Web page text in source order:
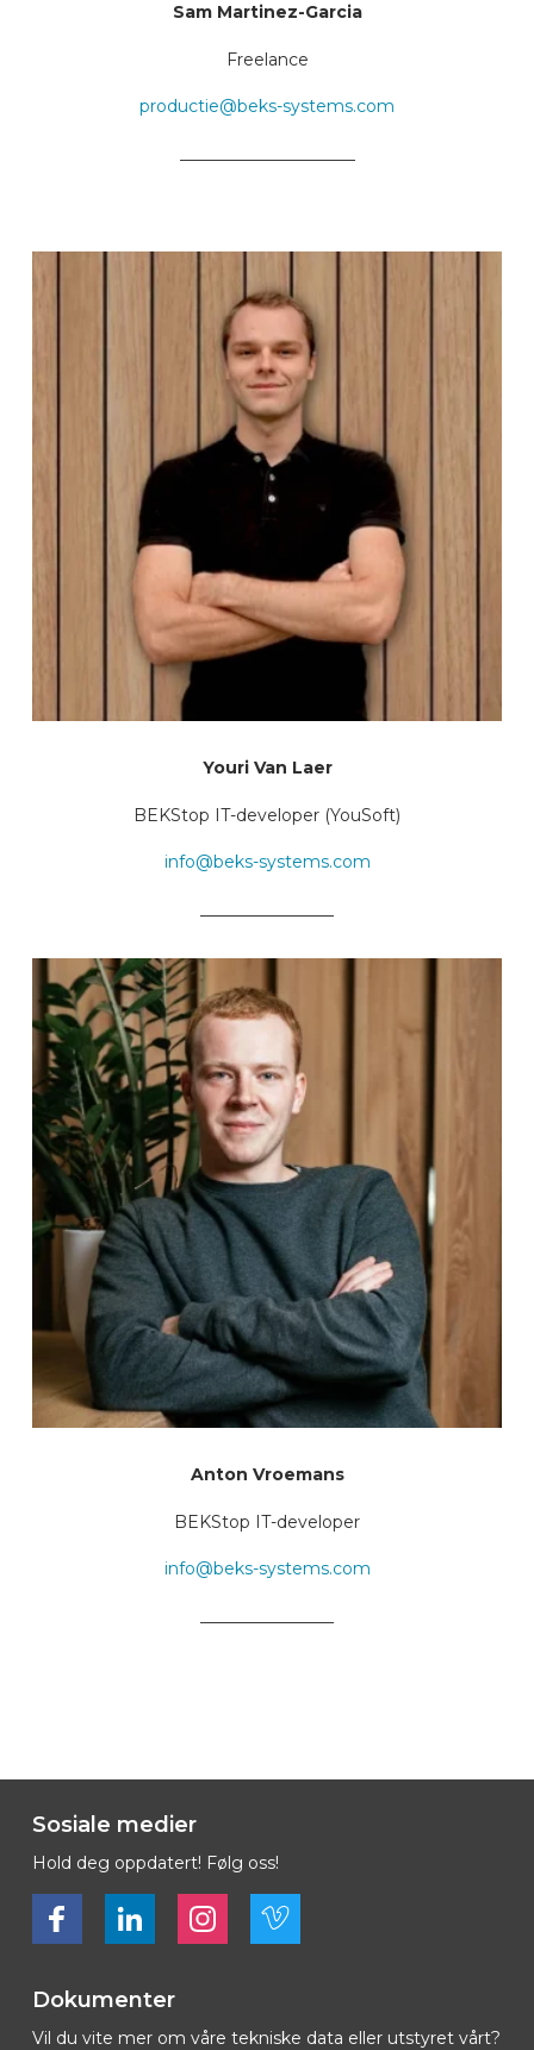
Sam Martinez-Garcia
Freelance
productie@beks-systems.com
Youri Van Laer
BEKStop IT-developer (YouSoft)
info@beks-systems.com
Anton Vroemans
BEKStop IT-developer
info@beks-systems.com
Sosiale medier
Hold deg oppdatert! Følg oss!
Bekijk ons op FacebookBekijk ons op LinkedInBekijk ons op LinkedInBekijk ons op Vimeo
Dokumenter
Vil du vite mer om våre tekniske data eller utstyret vårt?